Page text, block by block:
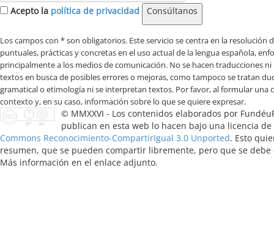
Acepto la política de privacidad Consúltanos
Los campos con * son obligatorios
© MMXXVI - Los contenidos elaborados por
publican en esta web lo hacen bajo una licencia de
Commons Reconocimiento-CompartirIgual 3.0 Unported. Esto
resumen, que se pueden compartir libremente, pero que se
Más información en el enlace adjunto.